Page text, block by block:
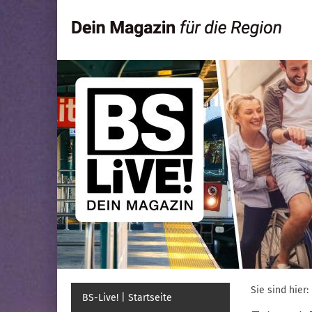
BS-Live! | Startseite
Sie sind hier: